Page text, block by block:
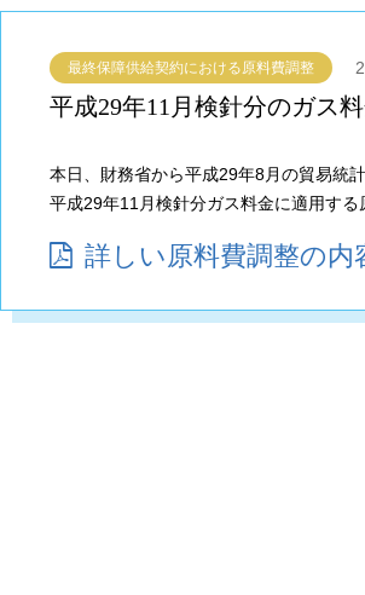
最終保障供給契約における原料費調整
平成29年11月検針分のガス
本日、財務省から平成29年8月の貿易統
平成29年11月検針分ガス料金に適用す
詳しい原料費調整の内